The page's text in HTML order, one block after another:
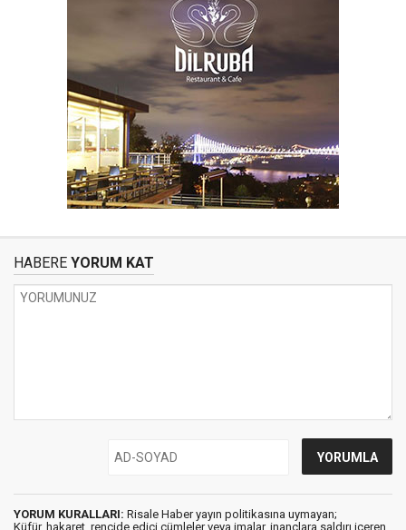
HABERE YORUM KAT
YORUM KURALLARI: Risale Haber yayın politikasına uymayan;
Küfür, hakaret, rencide edici cümleler veya imalar, inançlara saldırı içeren,